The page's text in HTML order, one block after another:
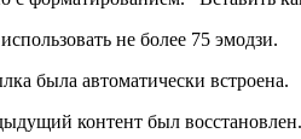
не более 75 эмодзи.
была автоматически встроена.
контент был